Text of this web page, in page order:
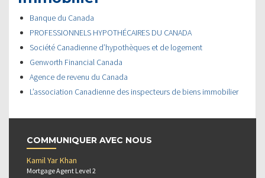
Banque du Canada
PROFESSIONNELS HYPOTHÉCAIRES DU CANADA
Société Canadienne d’hypothèques et de logement
Genworth Financial Canada
Agence de revenu du Canada
L’association Canadienne des inspecteurs de biens immobilier
COMMUNIQUER AVEC NOUS
Kamil Yar Khan
Mortgage Agent Level 2